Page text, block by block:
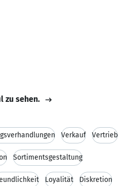
zu sehen.
Verkauf Vertrieb
Sortimentsgestaltung
Loyalität Diskretion